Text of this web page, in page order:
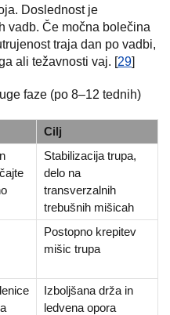
Doslednost je
vadb. Če močna bolečina
traja dan po vadbi,
ali težavnosti vaj. [29]
faze (po 8–12 tednih)
Cilj
Stabilizacija trupa,
delo na
transverzalnih
trebušnih mišicah
Postopno krepitev
mišic trupa
Izboljšana drža in
ledvena opora